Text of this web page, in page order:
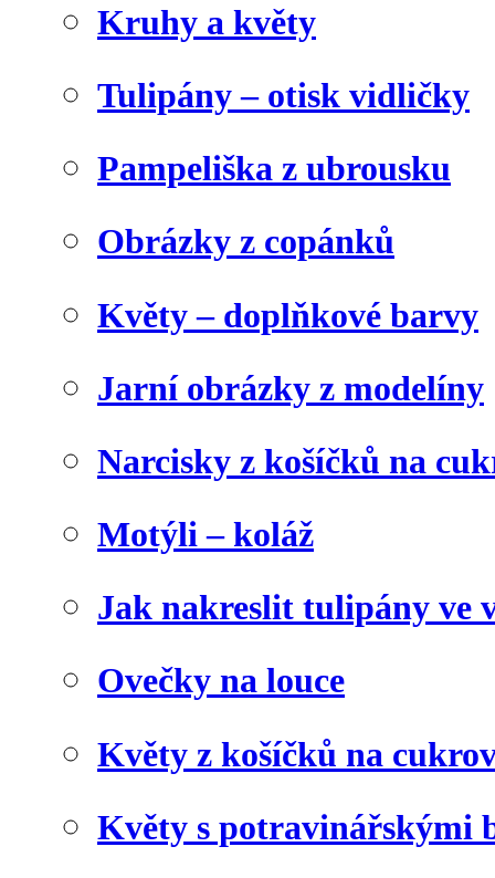
Kruhy a květy
Tulipány – otisk vidličky
Pampeliška z ubrousku
Obrázky z copánků
Květy – doplňkové barvy
Jarní obrázky z modelíny
Narcisky z košíčků na
Motýli – koláž
Jak nakreslit tulipány ve
Ovečky na louce
Květy z košíčků na
Květy s potravinářskými